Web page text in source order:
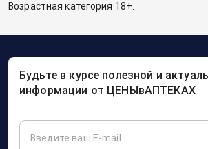
Возрастная категория 18+.
Будьте в курсе полезной и
информации от ЦЕНЫвАПТЕКАХ